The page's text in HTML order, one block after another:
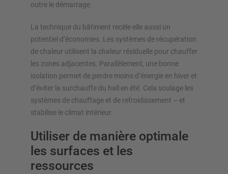
outre le démarrage.
La technique du bâtiment recèle elle aussi un
potentiel d’économies. Les systèmes de récupération
de chaleur utilisent la chaleur résiduelle pour chauffer
les zones adjacentes. Parallèlement, une bonne
isolation permet de perdre moins d’énergie en hiver et
d’éviter la surchauffe du hall en été. Cela soulage les
systèmes de chauffage et de refroidissement – et
stabilise le climat intérieur.
Utiliser de manière optimale
les surfaces et les
ressources